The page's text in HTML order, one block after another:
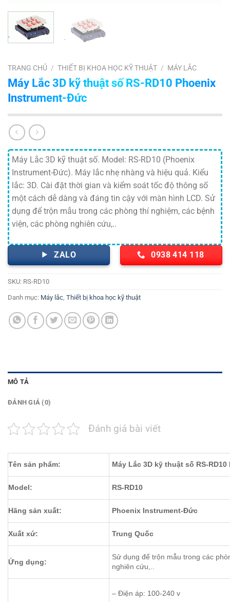
TRANG CHỦ / THIẾT BỊ KHOA HỌC KỸ THUẬT / MÁY LẮC
Máy Lắc 3D kỹ thuật số RS-RD10 Phoenix
Instrument-Đức
Máy Lắc 3D kỹ thuật số. Model: RS-RD10 (Phoenix
Instrument-Đức). Máy lắc nhẹ nhàng và hiệu quả. Kiểu
lắc: 3D. Cài đặt thời gian và kiểm soát tốc độ thông số
một cách dễ dàng và đáng tin cậy với màn hình LCD. Sử
dụng để trộn mẫu trong các phòng thí nghiệm, các bệnh
viện, các phòng nghiên cứu,..
ZALO 0938 414 118
SKU: RS-RD10
Danh mục: Máy lắc, Thiết bị khoa học kỹ thuật
MÔ TẢ
ĐÁNH GIÁ (0)
Đánh giá bài viết
Tên sản phẩm: Máy Lắc 3D kỹ thuật số RS-
Model: RS-RD10
Hãng sản xuất: Phoenix Instrument-Đức
Xuất xứ: Trung Quốc
Ứng dụng:
Sử dụng để trộn mẫu trong các
nghiên cứu,..
– Điện áp: 100-240 v